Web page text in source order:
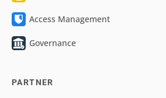
Access Management
Governance
PARTNER